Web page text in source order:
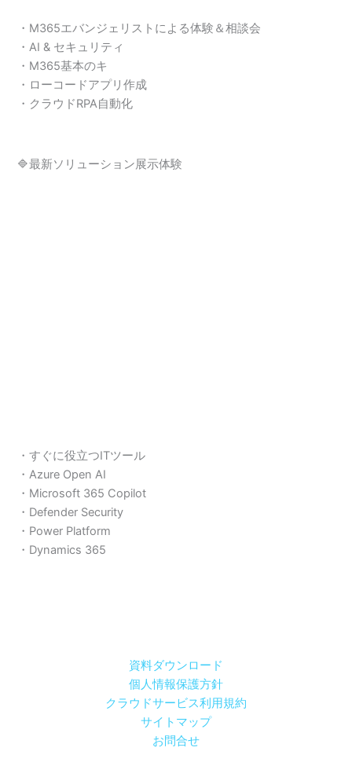
・M365エバンジェリストによる体験＆相談会
・AI & セキュリティ
・M365基本のキ
・ローコードアプリ作成
・クラウドRPA自動化
🔷最新ソリューション展示体験
・すぐに役立つITツール
・Azure Open AI
・Microsoft 365 Copilot
・Defender Security
・Power Platform
・Dynamics 365
資料ダウンロード
個人情報保護方針
クラウドサービス利用規約
サイトマップ
お問合せ